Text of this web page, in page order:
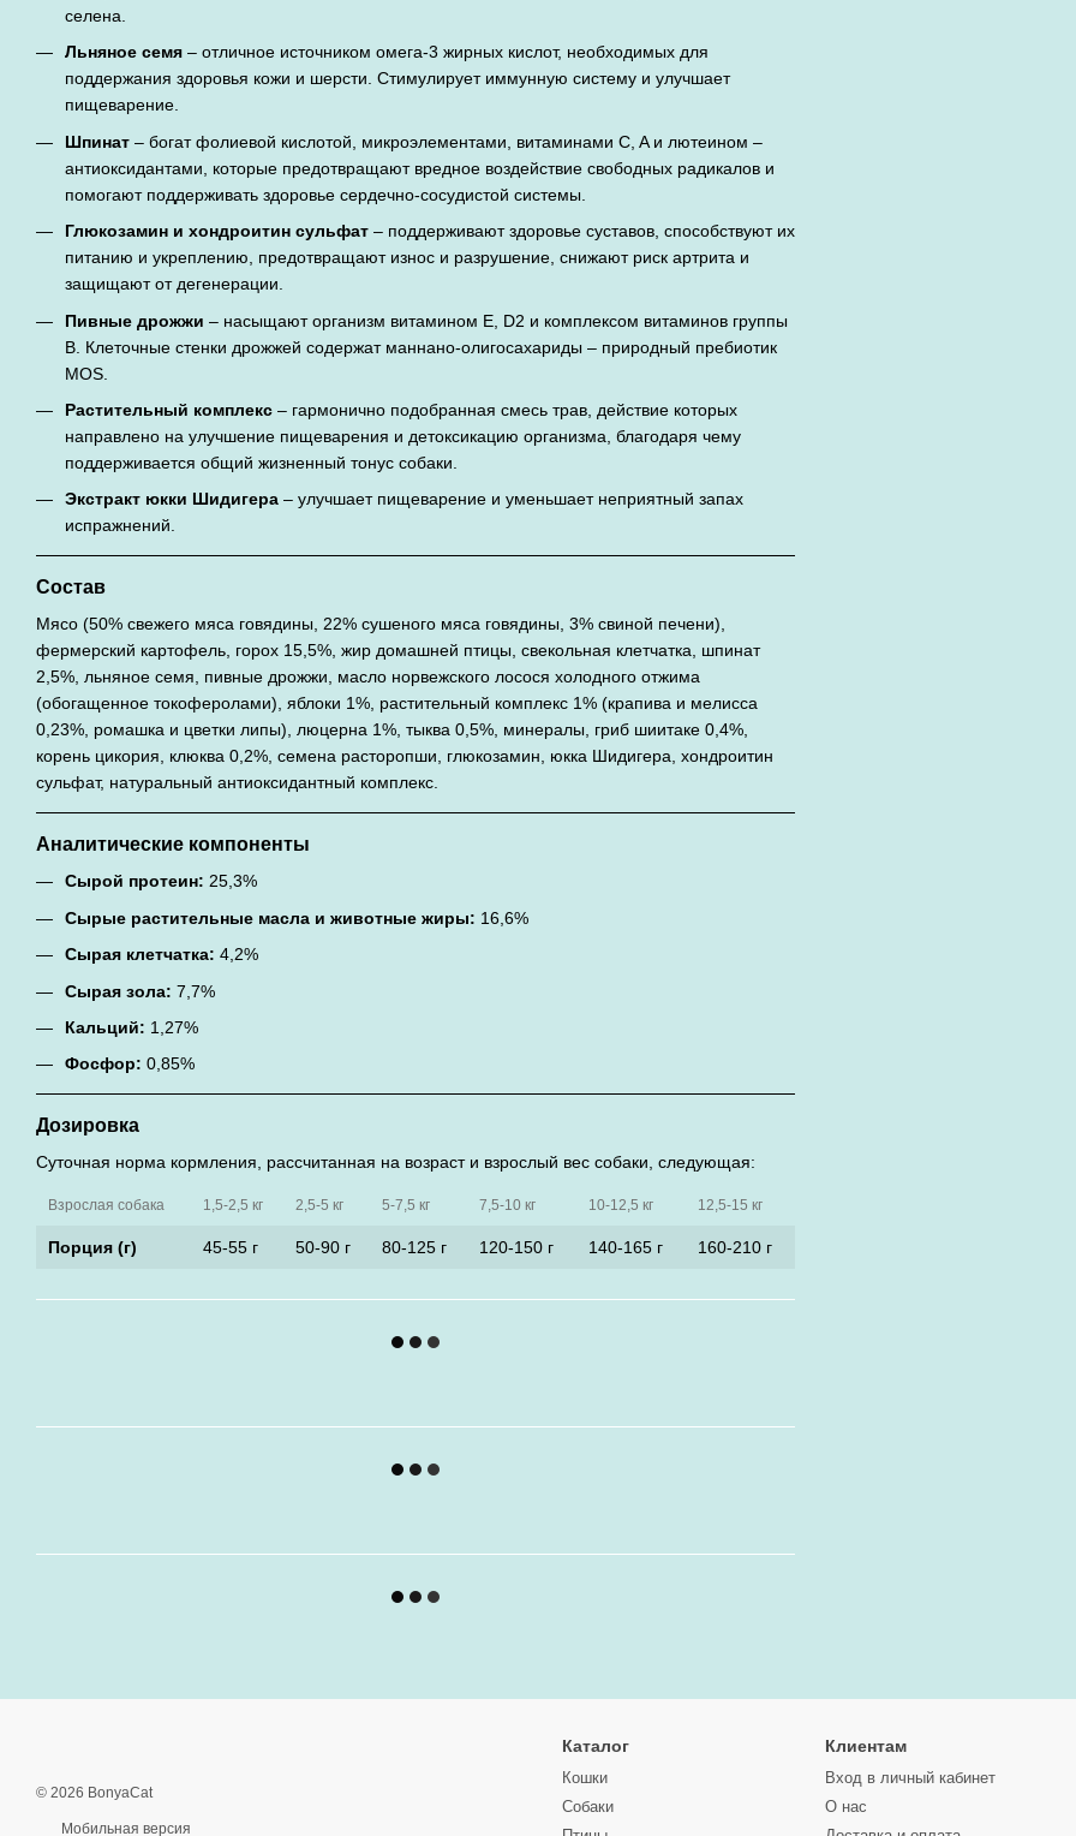
селена.
Льняное семя – отличное источником омега-3 жирных кислот, необходимых для
поддержания здоровья кожи и шерсти. Стимулирует иммунную систему и улучшает
пищеварение.
Шпинат – богат фолиевой кислотой, микроэлементами, витаминами C, A и лютеином –
антиоксидантами, которые предотвращают вредное воздействие свободных радикалов и
помогают поддерживать здоровье сердечно-сосудистой системы.
Глюкозамин и хондроитин сульфат – поддерживают здоровье суставов, способствуют их
питанию и укреплению, предотвращают износ и разрушение, снижают риск артрита и
защищают от дегенерации.
Пивные дрожжи – насыщают организм витамином Е, D2 и комплексом витаминов группы
B. Клеточные стенки дрожжей содержат маннано-олигосахариды – природный пребиотик
MOS.
Растительный комплекс – гармонично подобранная смесь трав, действие которых
направлено на улучшение пищеварения и детоксикацию организма, благодаря чему
поддерживается общий жизненный тонус собаки.
Экстракт юкки Шидигера – улучшает пищеварение и уменьшает неприятный запах
испражнений.
Состав
Мясо (50% свежего мяса говядины, 22% сушеного мяса говядины, 3% свиной печени),
фермерский картофель, горох 15,5%, жир домашней птицы, свекольная клетчатка, шпинат
2,5%, льняное семя, пивные дрожжи, масло норвежского лосося холодного отжима
(обогащенное токоферолами), яблоки 1%, растительный комплекс 1% (крапива и мелисса
0,23%, ромашка и цветки липы), люцерна 1%, тыква 0,5%, минералы, гриб шиитаке 0,4%,
корень цикория, клюква 0,2%, семена расторопши, глюкозамин, юкка Шидигера, хондроитин
сульфат, натуральный антиоксидантный комплекс.
Аналитические компоненты
Сырой протеин: 25,3%
Сырые растительные масла и животные жиры: 16,6%
Сырая клетчатка: 4,2%
Сырая зола: 7,7%
Кальций: 1,27%
Фосфор: 0,85%
Дозировка
Суточная норма кормления, рассчитанная на возраст и взрослый вес собаки, следующая:
Взрослая собака 1,5-2,5 кг 2,5-5 кг 5-7,5 кг 7,5-10 кг 10-12,5 кг 12,5-15 кг
Порция (г) 45-55 г 50-90 г 80-125 г 120-150 г 140-165 г 160-210 г
© 2026 BonyaCat
Мобильная версия
Каталог
Кошки
Собаки
Клиентам
Вход в личный кабинет
О нас